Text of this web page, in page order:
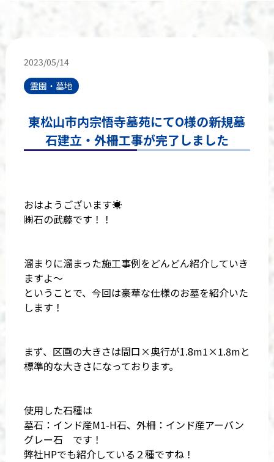
2023/05/14
霊園・墓地
東松山市内宗悟寺墓苑にてO様の新規墓
石建立・外柵工事が完了しました
おはようございます☀
㈱石の武藤です！！
溜まりに溜まった施工事例をどんどん紹介していき
ますよ～
ということで、今回は豪華な仕様のお墓を紹介いた
します！
まず、区画の大きさは間口×奥行が1.8m1×1.8mと
標準的な大きさになっております。
使用した石種は
墓石：インド産M1-H石、外柵：インド産アーバン
グレー石 です！
弊社HPでも紹介している２種ですね！